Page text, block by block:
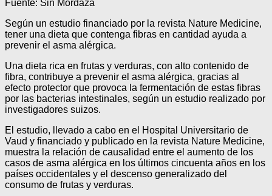
Fuente: Sin Mordaza
Según un estudio financiado por la revista Nature Medicine,
tener una dieta que contenga fibras en cantidad ayuda a
prevenir el asma alérgica.
Una dieta rica en frutas y verduras, con alto contenido de
fibra, contribuye a prevenir el asma alérgica, gracias al
efecto protector que provoca la fermentación de estas fibras
por las bacterias intestinales, según un estudio realizado por
investigadores suizos.
El estudio, llevado a cabo en el Hospital Universitario de
Vaud y financiado y publicado en la revista Nature Medicine,
muestra la relación de causalidad entre el aumento de los
casos de asma alérgica en los últimos cincuenta años en los
países occidentales y el descenso generalizado del
consumo de frutas y verduras.